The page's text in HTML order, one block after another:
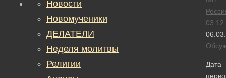
Дата
Новости
Новомученики
ДЕЛАТЕЛИ
Неделя молитвы
Религии